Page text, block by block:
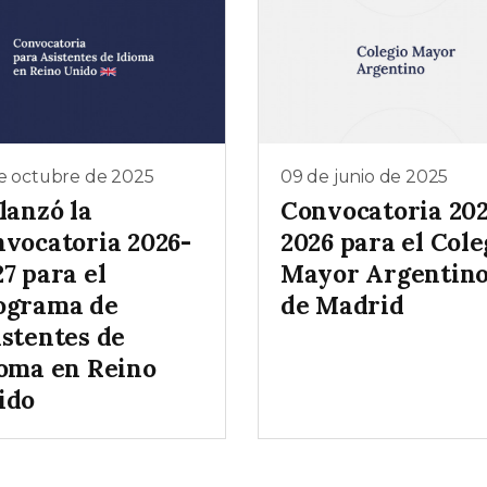
octubre de 2025
la
2026-
para el
de
de
en Reino
09 de junio de 2025
Convocatoria
2026 para el
Mayor
de Madrid